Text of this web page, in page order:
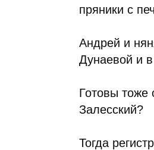
пряники с
Андрей и
Дунаевой и
Готовы тоже
Залесский?
Тогда